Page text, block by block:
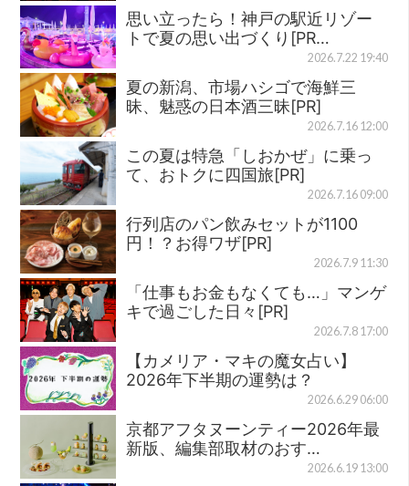
思い立ったら！神戸の駅近リゾー
トで夏の思い出づくり[PR…
2026.7.22 19:40
夏の新潟、市場ハシゴで海鮮三
昧、魅惑の日本酒三昧[PR]
2026.7.16 12:00
この夏は特急「しおかぜ」に乗っ
て、おトクに四国旅[PR]
2026.7.16 09:00
行列店のパン飲みセットが1100
円！？お得ワザ[PR]
2026.7.9 11:30
「仕事もお金もなくても…」マンゲ
キで過ごした日々[PR]
2026.7.8 17:00
【カメリア・マキの魔女占い】
2026年下半期の運勢は？
2026.6.29 06:00
京都アフタヌーンティー2026年最
新版、編集部取材のおす…
2026.6.19 13:00